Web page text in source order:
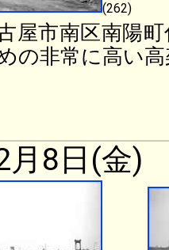
(262)
屋市南区南陽
の非常に高い
月8日(金)